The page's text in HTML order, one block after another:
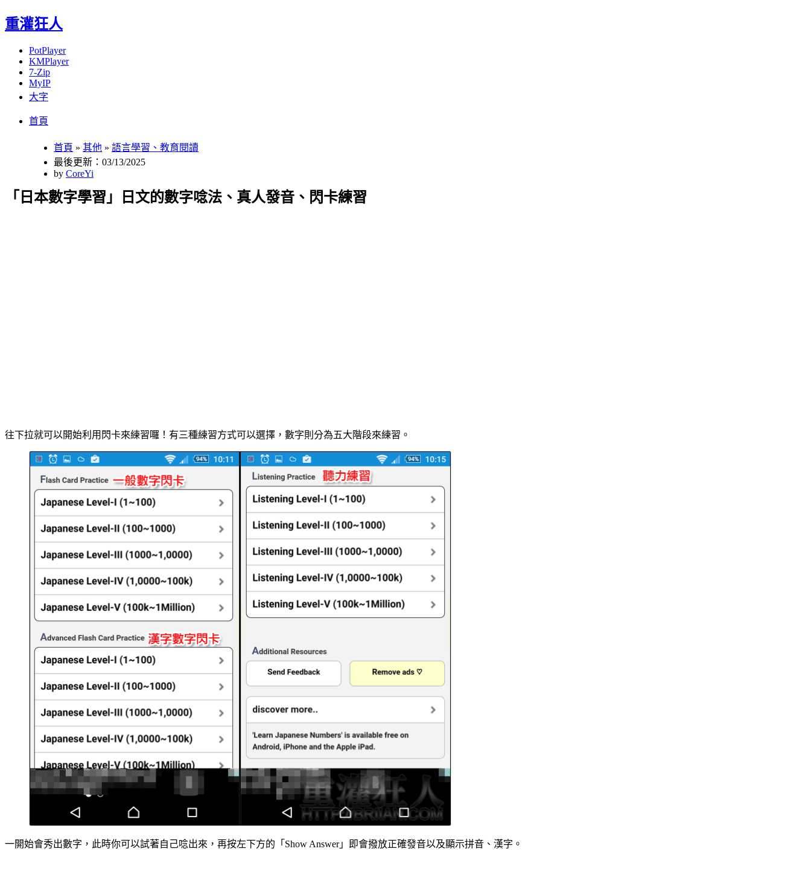
重灌狂人
PotPlayer
KMPlayer
7-Zip
MyIP
大字
首頁
首頁 » 其他 » 語言學習、教育閱讀
最後更新：03/13/2025
by CoreYi
「日本數字學習」日文的數字唸法、真人發音、閃卡練習
往下拉就可以開始利用閃卡來練習囉！有三種練習方式可以選擇，數字則分為五大階段來練習。
一開始會秀出數字，此時你可以試著自己唸出來，再按左下方的「Show Answer」即會撥放正確發音以及顯示拼音、漢字。